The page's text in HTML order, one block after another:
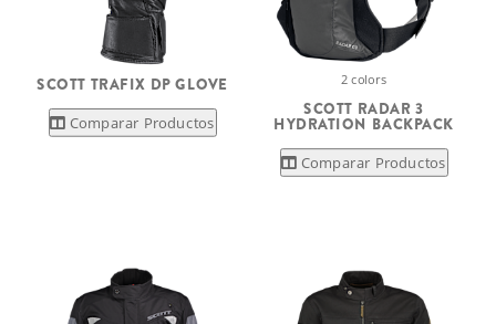
SCOTT TRAFIX DP GLOVE
Comparar Productos
2 colors
SCOTT RADAR 3
HYDRATION BACKPACK
Comparar Productos